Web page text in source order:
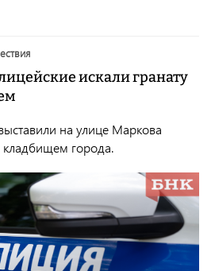
искали гранату
на улице Маркова
города.